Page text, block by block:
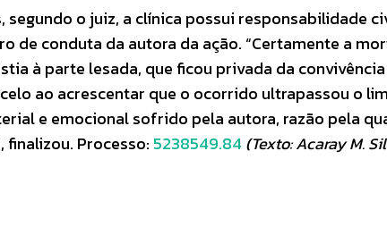
segundo o juiz, a clínica possui responsabilidade
de conduta da autora da ação. “Certamente a
à parte lesada, que ficou privada da
ao acrescentar que o ocorrido ultrapassou o
e emocional sofrido pela autora, razão pela
finalizou. Processo: 5238549.84(Texto: Acaray M.